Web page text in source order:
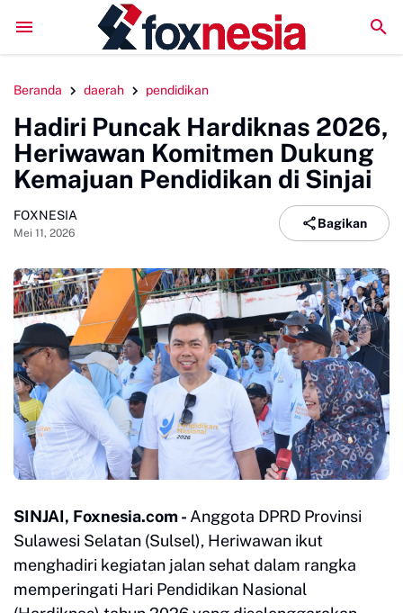
LPM Penalaran UNM Gelar Sidang Pleno, Evaluasi Kinerja
Beranda daerah pendidikan
Hadiri Puncak Hardiknas 2026,
Heriwawan Komitmen Dukung
Kemajuan Pendidikan di Sinjai
FOXNESIA
Mei 11, 2026
Bagikan
SINJAI, Foxnesia.com - Anggota DPRD Provinsi
Sulawesi Selatan (Sulsel), Heriwawan ikut
menghadiri kegiatan jalan sehat dalam rangka
memperingati Hari Pendidikan Nasional